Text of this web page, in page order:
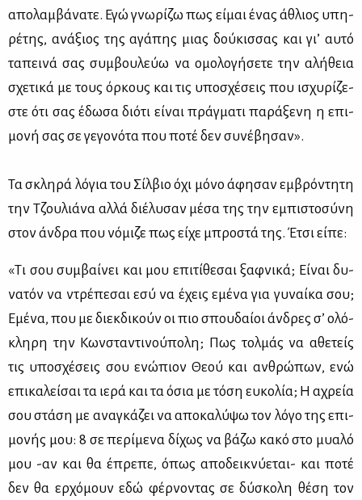
απο­λαμ­βά­να­τε. Εγώ γνω­ρί­ζω πως εί­μαι ένας άθλιος υπη­
ρέ­της, ανά­ξιος της αγά­πης μιας δού­κισ­σας και γι’ αυ­τό
τα­πει­νά σας συμ­βου­λεύω να ομο­λο­γή­σε­τε την αλή­θεια
σχε­τι­κά με τους όρ­κους και τις υπο­σχέ­σεις που ισχυ­ρί­ζε­
στε ότι σας έδω­σα διό­τι εί­ναι πράγ­μα­τι πα­ρά­ξε­νη η επι­
μο­νή σας σε γε­γο­νό­τα που πο­τέ δεν συ­νέ­βη­σαν».
Τα σκλη­ρά λό­για του Σίλ­βιο όχι μό­νο άφη­σαν εμ­βρό­ντη­τη
την Τζου­λιά­να αλ­λά διέ­λυ­σαν μέ­σα της την εμπι­στο­σύ­νη
στον άν­δρα που νό­μι­ζε πως εί­χε μπρο­στά της. Έτσι εί­πε:
«Τι σου συμ­βαί­νει και μου επι­τί­θε­σαι ξαφ­νι­κά; Εί­ναι δυ­
να­τόν να ντρέ­πε­σαι εσύ να έχεις εμέ­να για γυ­ναί­κα σου;
Εμέ­να, που με διεκ­δι­κούν οι πιο σπου­δαί­οι άν­δρες σ’ ολό­
κλη­ρη την Κων­στα­ντι­νού­πο­λη; Πως τολ­μάς να αθε­τείς
τις υπο­σχέ­σεις σου ενώ­πιον Θε­ού και αν­θρώ­πων, ενώ
επι­κα­λεί­σαι τα ιε­ρά και τα όσια με τό­ση ευ­κο­λία; Η αχρεία
σου στά­ση με ανα­γκά­ζει να απο­κα­λύ­ψω τον λό­γο της επι­
μο­νής μου: 8 σε πε­ρί­με­να δί­χως να βά­ζω κα­κό στο μυα­λό
μου -αν και θα έπρε­πε, όπως απο­δει­κνύ­ε­ται- και πο­τέ
δεν θα ερ­χό­μουν εδώ φέρ­νο­ντας σε δύ­σκο­λη θέ­ση τον